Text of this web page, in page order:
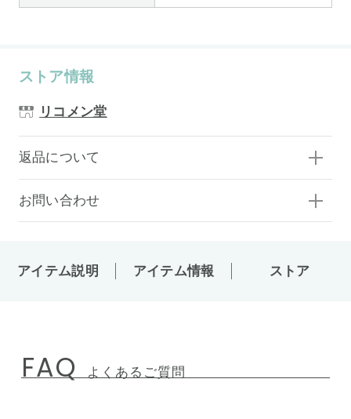
ストア情報
リコメン堂
返品について
お問い合わせ
アイテム説明 アイテム情報 ストア
FAQ よくあるご質問